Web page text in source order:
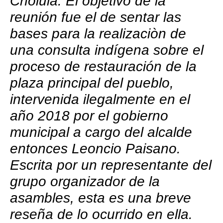
reunión fue el de sentar las
bases para la realizaciòn de
una consulta indígena sobre el
proceso de restauración de la
plaza principal del pueblo,
intervenida ilegalmente en el
año 2018 por el gobierno
municipal a cargo del alcalde
entonces Leoncio Paisano.
Escrita por un representante del
grupo organizador de la
asambles, esta es una breve
reseña de lo ocurrido en ella.